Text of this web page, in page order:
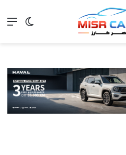
الوضع